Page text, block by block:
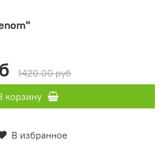
В избранное
1420.00 руб
корзину